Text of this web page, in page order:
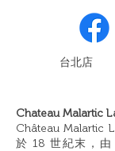
​台北店
Chateau Malartic
Château Malartic
於 18 世紀末，由